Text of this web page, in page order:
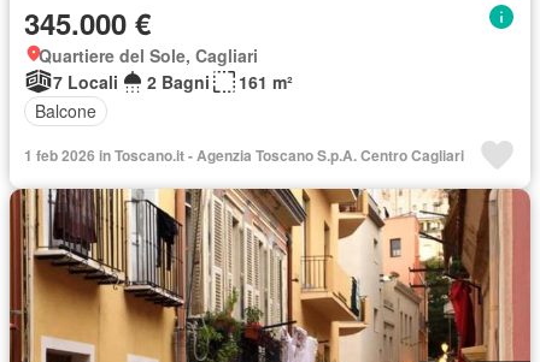
345.000 €
Quartiere del Sole, Cagliari
7 Locali
2 Bagni
161 m²
Balcone
1 feb 2026 in Toscano.it - Agenzia Toscano S.p.A. Centro Cagliari